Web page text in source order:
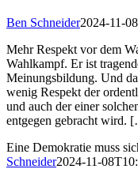
Ben Schneider2024-11-
Mehr Respekt vor dem
Wahlkampf. Er ist
Meinungsbildung. Und
wenig Respekt der
und auch der einer
entgegen gebracht wird.
Eine Demokratie muss
Schneider2024-11-